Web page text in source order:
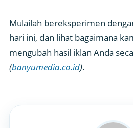
Mulailah bereksperimen
hari ini, dan lihat bagaimana
mengubah hasil iklan Anda
(banyumedia.co.id).